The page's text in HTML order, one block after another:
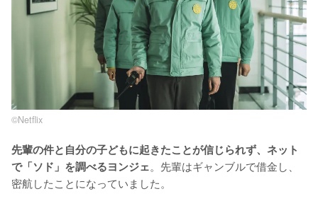
©︎Netflix
先輩の件と自分の子どもに起きたことが信じられず、ネット
で「ソド」を調べるヨンジェ。先輩はギャンブルで借金し、
密航したことになっていました。